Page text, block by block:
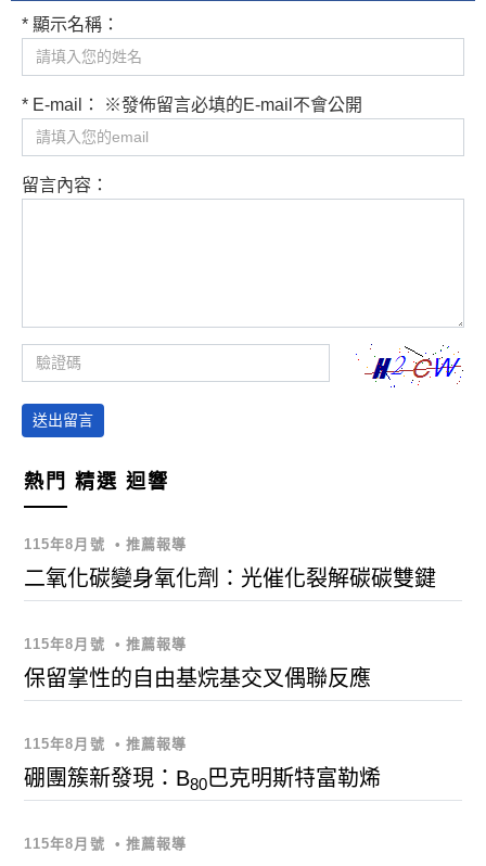
* 顯示名稱：
* E-mail： ※發佈留言必填的E-mail不會公開
留言內容：
送出留言
熱門 精選 迴響
115年8月號 • 推薦報導
二氧化碳變身氧化劑：光催化裂解碳碳雙鍵
115年8月號 • 推薦報導
保留掌性的自由基烷基交叉偶聯反應
115年8月號 • 推薦報導
硼團簇新發現：B80巴克明斯特富勒烯
115年8月號 • 推薦報導